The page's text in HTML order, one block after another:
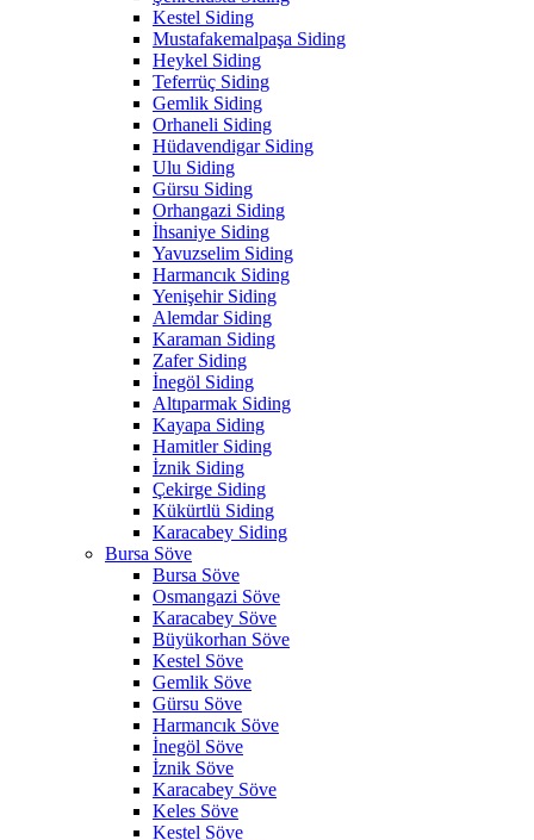
Kestel Siding
Mustafakemalpaşa Siding
Heykel Siding
Teferrüç Siding
Gemlik Siding
Orhaneli Siding
Hüdavendigar Siding
Ulu Siding
Gürsu Siding
Orhangazi Siding
İhsaniye Siding
Yavuzselim Siding
Harmancık Siding
Yenişehir Siding
Alemdar Siding
Karaman Siding
Zafer Siding
İnegöl Siding
Altıparmak Siding
Kayapa Siding
Hamitler Siding
İznik Siding
Çekirge Siding
Kükürtlü Siding
Karacabey Siding
Bursa Söve
Bursa Söve
Osmangazi Söve
Karacabey Söve
Büyükorhan Söve
Kestel Söve
Gemlik Söve
Gürsu Söve
Harmancık Söve
İnegöl Söve
İznik Söve
Karacabey Söve
Keles Söve
Kestel Söve